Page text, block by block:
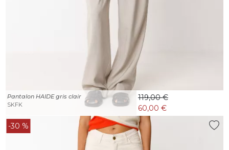
Pantalon HAIDE gris clair
SKFK
119,00 €
60,00 €
-30 %